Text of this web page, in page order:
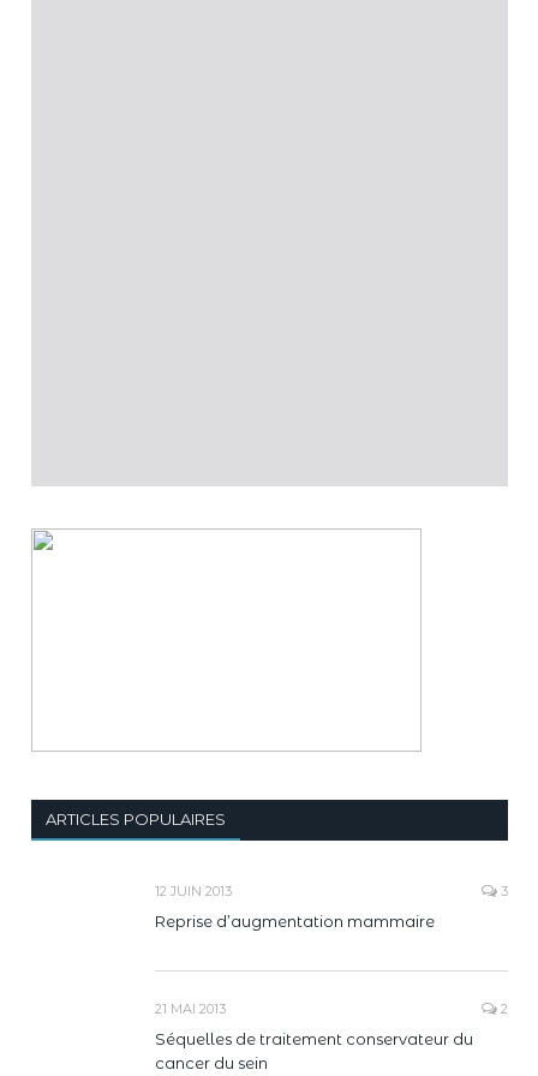
ARTICLES POPULAIRES
12 JUIN 2013 3
Reprise d’augmentation mammaire
21 MAI 2013 2
Séquelles de traitement conservateur du
cancer du sein